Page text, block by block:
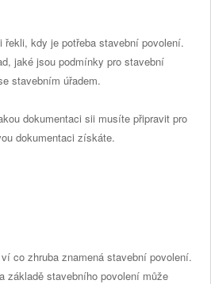
kdy je potřeba stavební povolení.
jaké jsou podmínky pro stavební
stavebním úřadem.
dokumentaci sii musíte připravit pro
dokumentaci získáte.
co zhruba znamená stavební povolení.
základě stavebního povolení může